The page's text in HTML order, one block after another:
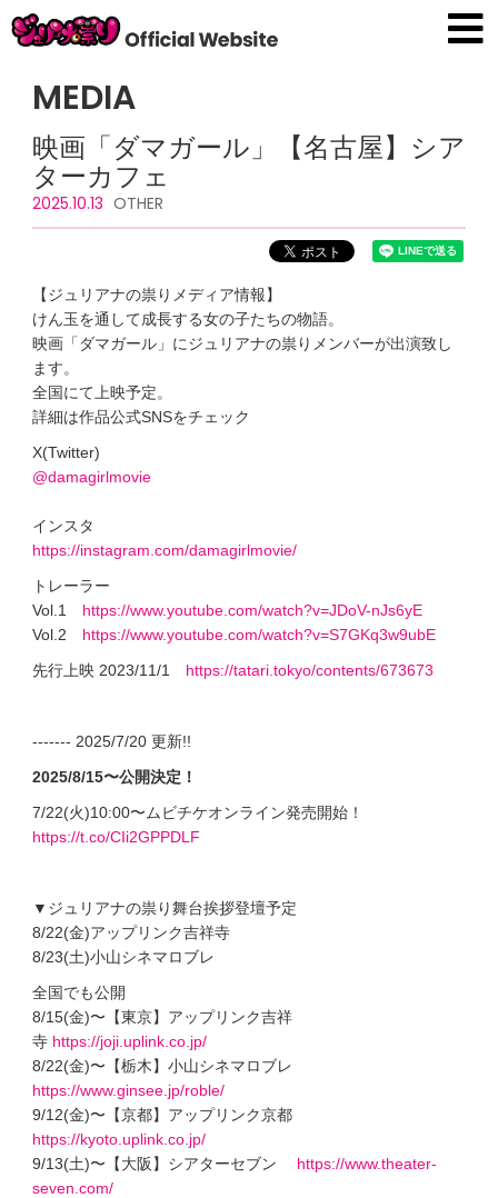
MEDIA
映画「ダマガール」【名古屋】シア
ターカフェ
2025.10.13 OTHER
【ジュリアナの祟りメディア情報】
けん玉を通して成長する女の子たちの物語。
映画「ダマガール」にジュリアナの祟りメンバーが出演致し
ます。
全国にて上映予定。
詳細は作品公式SNSをチェック
X(Twitter)
@damagirlmovie
インスタ
https://instagram.com/damagirlmovie/
トレーラー
Vol.1 https://www.youtube.com/watch?v=JDoV-nJs6yE
Vol.2 https://www.youtube.com/watch?v=S7GKq3w9ubE
先行上映 2023/11/1 https://tatari.tokyo/contents/673673
------- 2025/7/20 更新!!
2025/8/15〜公開決定！
7/22(火)10:00〜ムビチケオンライン発売開始！
https://t.co/CIi2GPPDLF
▼ジュリアナの祟り舞台挨拶登壇予定
8/22(金)アップリンク吉祥寺
8/23(土)小山シネマロブレ
全国でも公開
8/15(金)〜【東京】アップリンク吉祥
寺 https://joji.uplink.co.jp/
8/22(金)〜【栃木】小山シネマロブレ
https://www.ginsee.jp/roble/
9/12(金)〜【京都】アップリンク京都
https://kyoto.uplink.co.jp/
9/13(土)〜【大阪】シアターセブン https://www.theater-
seven.com/